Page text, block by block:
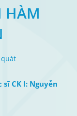
HÀM
quát
sĩ CK I: Nguyễn